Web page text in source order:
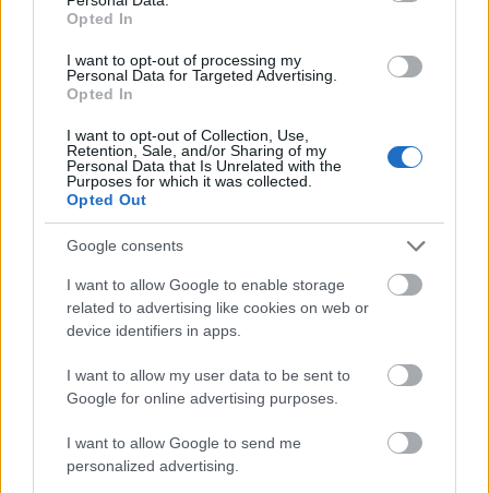
Opted In
I want to opt-out of processing my
Personal Data for Targeted Advertising.
Opted In
I want to opt-out of Collection, Use,
Retention, Sale, and/or Sharing of my
Personal Data that Is Unrelated with the
Purposes for which it was collected.
Opted Out
Google consents
I want to allow Google to enable storage
related to advertising like cookies on web or
device identifiers in apps.
I want to allow my user data to be sent to
Google for online advertising purposes.
I want to allow Google to send me
personalized advertising.
Budapest Parkban
Az ország egyik legnagyobb táncházas eseménye
ötödik jubileumához érkezett. Ami 2021-ben egy
különleges kísérletként indult, mára a Budapest ...